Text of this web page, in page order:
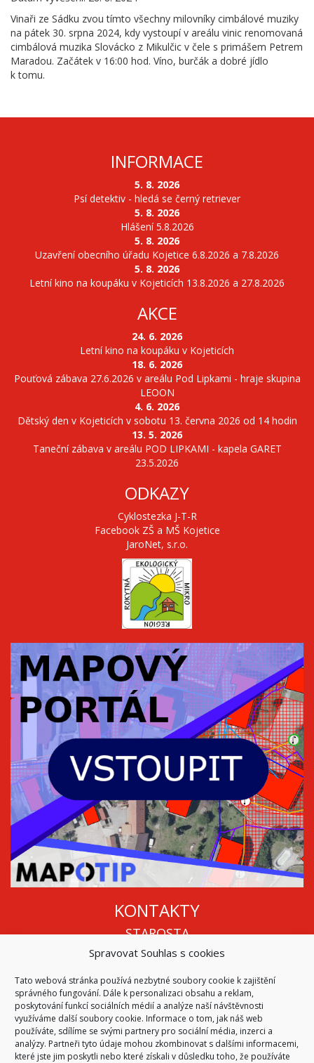
Spravovat Souhlas s cookies
Tato webová stránka používá nezbytné soubory cookie k zajištění
správného fungování. Dále k personalizaci obsahu a reklam,
poskytování funkcí sociálních médií a analýze naší návštěvnosti
využíváme další soubory cookie. Informace o tom, jak náš web
používáte, sdílíme se svými partnery pro sociální média, inzerci a
analýzy. Partneři tyto údaje mohou zkombinovat s dalšími informacemi,
které jste jim poskytli nebo které získali v důsledku toho, že používáte
Vinaři ze Sádku zvou tímto všechny milovníky cimbálové muziky
na pátek 30. srpna 2024, kdy vystoupí v areálu vinic renomovaná
cimbálová muzika Slovácko z Mikulčic v čele s primášem Petrem
Maradou. Začátek v 16:00 hod. Víno, burčák a dobré jídlo
k tomu.
INFORMACE
5. 8. 2026
Psí detektiv - hledá se černý retriever
5. 8. 2026
Hlášení 5.8.2026
5. 8. 2026
Uzavření obecního úřadu Kojetice 6.8.2026 a 7.8.2026
5. 8. 2026
Letní kino na koupáku v Kojeticích 13.8.2026 a 27.8.2026
AKCE
24. 6. 2026
Letní kino na koupáku v Kojeticích
18. 6. 2026
Pouťová zábava 27.6.2026 v areálu Pod Lipkami - hraje skupina
LEOON
4. 6. 2026
Dětský den v Kojeticích v sobotu 13. června 2026 od 14 hodin
13. 5. 2026
Taneční zábava v areálu POD LIPKAMI - kapela GARET
23.5.2026
ODKAZY
Cyklostezka J-T-R
Facebook ZŠ a MŠ Kojetice
JaroNet, s.r.o.
KONTAKTY
STAROSTA
Mgr. Roman Vala
info@oukojetice.cz
ÚŘEDNÍ HODINY
Po, St: 15:30 - 16:30
Všechny kontakty | Kde nás najdete